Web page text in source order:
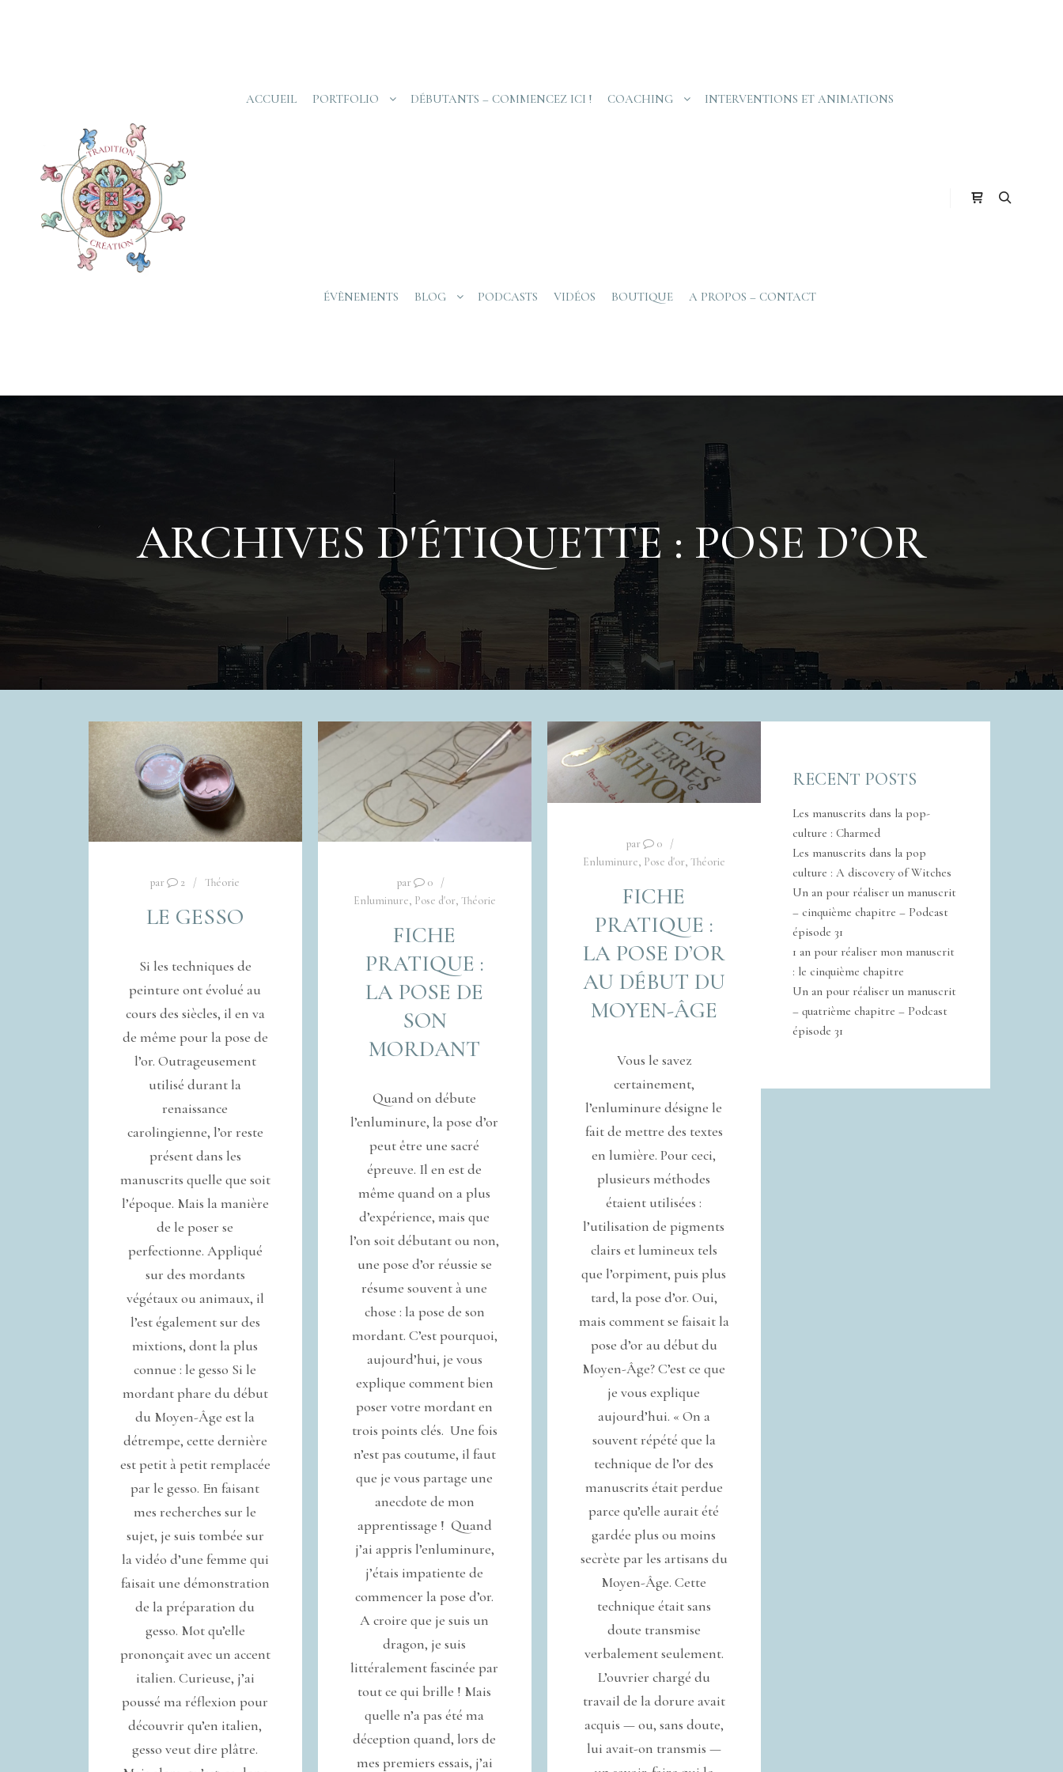
ACCUEIL PORTFOLIO DÉBUTANTS – COMMENCEZ ICI ! COACHING INTERVENTIONS ET ANIMATIONS
ÉVÈNEMENTS BLOG PODCASTS VIDÉOS BOUTIQUE A PROPOS – CONTACT
ARCHIVES D'ÉTIQUETTE : POSE D’OR
par 2 Théorie
LE GESSO
Si les techniques de
peinture ont évolué au
cours des siècles, il en va
de même pour la pose de
l’or. Outrageusement
utilisé durant la
renaissance
carolingienne, l’or reste
présent dans les
manuscrits quelle que soit
l’époque. Mais la manière
de le poser se
perfectionne. Appliqué
sur des mordants
végétaux ou animaux, il
l’est également sur des
mixtions, dont la plus
connue : le gesso Si le
mordant phare du début
du Moyen-Âge est la
détrempe, cette dernière
est petit à petit remplacée
par le gesso. En faisant
mes recherches sur le
sujet, je suis tombée sur
la vidéo d’une femme qui
faisait une démonstration
de la préparation du
gesso. Mot qu’elle
prononçait avec un accent
italien. Curieuse, j’ai
poussé ma réflexion pour
découvrir qu’en italien,
gesso veut dire plâtre.
par
0
Enluminure, Pose d'or, Théorie
FICHE
PRATIQUE :
LA POSE DE
SON
MORDANT
Quand on débute
l’enluminure, la pose d’or
peut être une sacré
épreuve. Il en est de
même quand on a plus
d’expérience, mais que
l’on soit débutant ou non,
une pose d’or réussie se
résume souvent à une
chose : la pose de son
mordant. C’est pourquoi,
aujourd’hui, je vous
explique comment bien
poser votre mordant en
trois points clés. Une fois
n’est pas coutume, il faut
que je vous partage une
anecdote de mon
apprentissage ! Quand
j’ai appris l’enluminure,
j’étais impatiente de
commencer la pose d’or.
A croire que je suis un
dragon, je suis
littéralement fascinée par
tout ce qui brille ! Mais
quelle n’a pas été ma
déception quand, lors de
mes premiers essais, j’ai
par
0
Enluminure, Pose d'or, Théorie
FICHE
PRATIQUE :
LA POSE D’OR
AU DÉBUT DU
MOYEN-ÂGE
Vous le savez
certainement,
l’enluminure désigne le
fait de mettre des textes
en lumière. Pour ceci,
plusieurs méthodes
étaient utilisées :
l’utilisation de pigments
clairs et lumineux tels
que l’orpiment, puis plus
tard, la pose d’or. Oui,
mais comment se faisait la
pose d’or au début du
Moyen-Âge? C’est ce que
je vous explique
aujourd’hui. « On a
souvent répété que la
technique de l’or des
manuscrits était perdue
parce qu’elle aurait été
gardée plus ou moins
secrète par les artisans du
Moyen-Âge. Cette
technique était sans
doute transmise
verbalement seulement.
L’ouvrier chargé du
travail de la dorure avait
acquis — ou, sans doute,
lui avait-on transmis —
RECENT POSTS
Les manuscrits dans la pop-
culture : Charmed
Les manuscrits dans la pop
culture : A discovery of Witches
Un an pour réaliser un manuscrit
– cinquième chapitre – Podcast
épisode 31
1 an pour réaliser mon manuscrit
: le cinquième chapitre
Un an pour réaliser un manuscrit
– quatrième chapitre – Podcast
épisode 31